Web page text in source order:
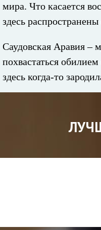
мира. Что касается
здесь
Саудовская Аравия –
похвастаться
здесь когда-то